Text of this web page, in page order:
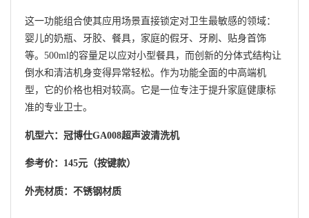
这一功能组合使其应用场景直接锁定对卫生最敏感的领域：
婴儿的奶瓶、牙胶、餐具，家庭的假牙、牙刷、贴身首饰
等。500ml的容量足以应对小型餐具，而创新的分体式结构让
倒水和清洁机身变得异常轻松。作为功能全面的中高端机
型，它的价格也相对较高。它是一位专注于提升家庭健康标
准的专业卫士。
机型六：冠博仕GA008超声波清洗机
参考价：145元（按键款）
外壳材质：不锈钢材质